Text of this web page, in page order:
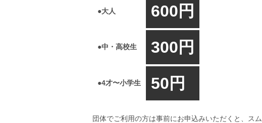
●大人 600円
●中・高校生 300円
●4才〜小学生 50円
団体でご利用の方は事前にお申込みいただくと、ス